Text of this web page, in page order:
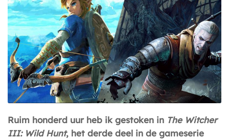
Ruim honderd uur heb ik gestoken in The Witcher
III: Wild Hunt, het derde deel in de gameserie